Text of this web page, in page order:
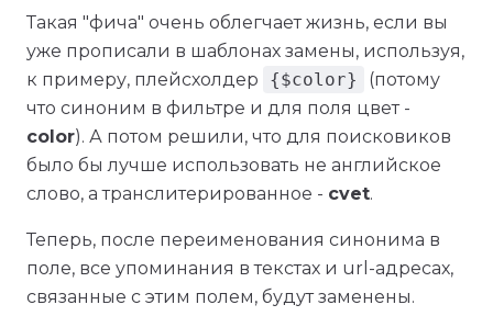
Такая "фича" очень облегчает жизнь, если вы
уже прописали в шаблонах замены, используя,
к примеру, плейсхолдер
{$color}
(потому
что синоним в фильтре и для поля цвет -
color). А потом решили, что для поисковиков
было бы лучше использовать не английское
слово, а транслитерированное - cvet.
Теперь, после переименования синонима в
поле, все упоминания в текстах и url-адресах,
связанные с этим полем, будут заменены.